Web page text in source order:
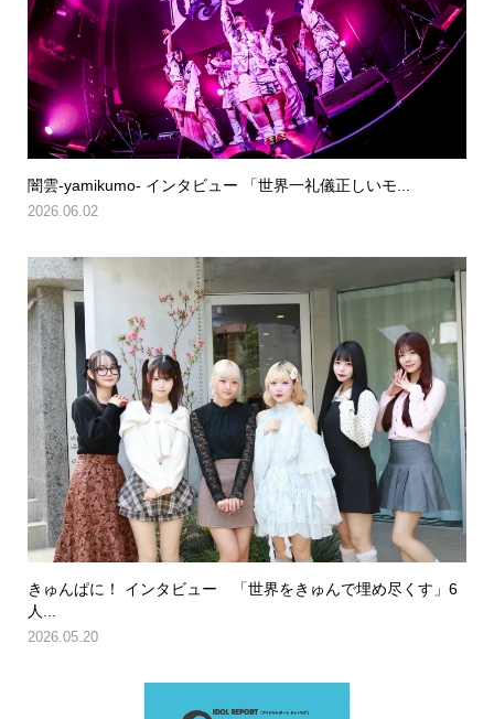
闇雲-yamikumo- インタビュー 「世界一礼儀正しいモ...
2026.06.02
きゅんぱに！ インタビュー 「世界をきゅんで埋め尽くす」6
人...
2026.05.20